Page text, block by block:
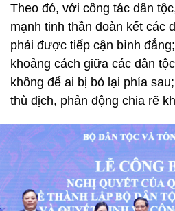
Theo đó, với công tác dân
mạnh tinh thần đoàn kết các
phải được tiếp cận bình
khoảng cách giữa các dân
không để ai bị bỏ lại phía
thù địch, phản động chia rẽ